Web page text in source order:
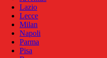
Lazio
Lecce
Milan
Napoli
Parma
Pisa